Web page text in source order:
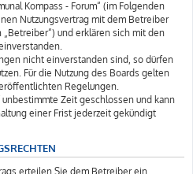
Kompass - Forum“ (im Folgenden
Nutzungsvertrag mit dem Betreiber
und erklären sich mit den
nicht einverstanden sind, so dürfen
Für die Nutzung des Boards gelten
Regelungen.
Zeit geschlossen und kann
einer Frist jederzeit gekündigt
erteilen Sie dem Betreiber ein